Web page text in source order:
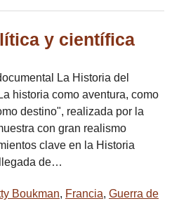
y científica
La Historia del
historia como aventura, como
destino", realizada por la
con gran realismo
clave en la Historia
de…
Boukman, Francia, Guerra de